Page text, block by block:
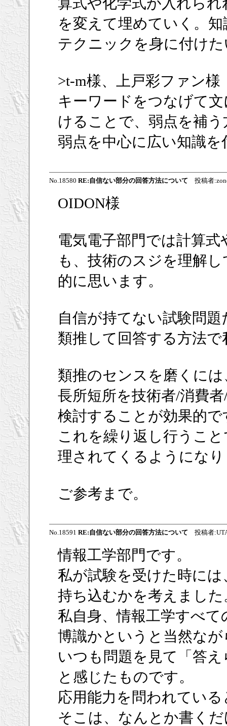
を変えて埋めていく。
テクニックを身に付け
>t-m様、上戸彩ファン様
キーワードをつなげて
けることで、弱点を補
弱点を中心に広い知識
No.18580 RE:自信ない部分の回答方法について 投稿者
OIDON様
電気電子部門では計算
も、技術のスジを理解
的に思います。
自信が持てない試験問
類推して回答する方法
類推のセンスを磨くに
長所短所を技術者/消費
検討することが効果的で
これを繰り返し行うこ
理されてくるようにな
ご参考まで。
No.18591 RE:自信ない部分の回答方法について 投稿者
情報工学部門です。
私が試験を受けた時に
持ち込むかを考えました
私自身、情報工学すべ
博識かというと当然な
いつも問題を見て「答
と感じたものです。
応用能力を問われてい
そこは、なんとか書く